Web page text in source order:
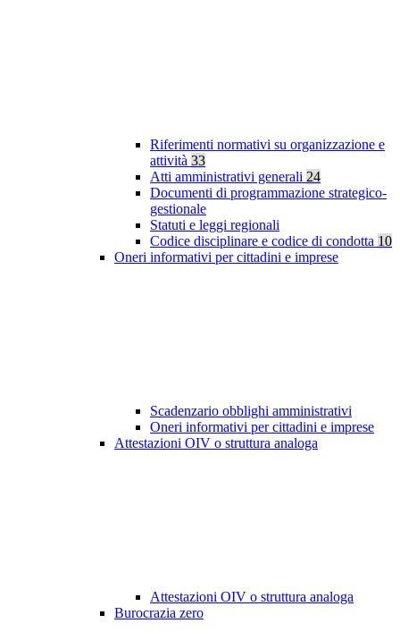
Riferimenti normativi su organizzazione e
attività 33
Atti amministrativi generali 24
Documenti di programmazione strategico-
gestionale
Statuti e leggi regionali
Codice disciplinare e codice di condotta 10
Oneri informativi per cittadini e imprese
Scadenzario obblighi amministrativi
Oneri informativi per cittadini e imprese
Attestazioni OIV o struttura analoga
Attestazioni OIV o struttura analoga
Burocrazia zero